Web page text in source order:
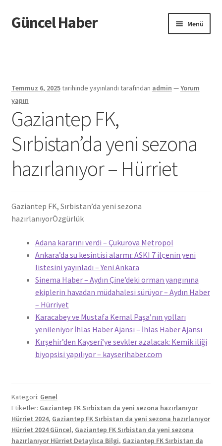
Dolaşıma
geç
İçeriğe
geç
Güncel Haber Menü
Temmuz 6, 2025tarihinde yayınlandı tarafından admin —Yorum
yapın
Gaziantep FK,
Sırbistan’da yeni sezona
hazırlanıyor – Hürriet
Gaziantep FK, Sırbistan’da yeni sezona
hazırlanıyorÖzgürlük
Adana kararını verdi – Çukurova Metropol
Ankara’da su kesintisi alarmı: ASKI 7 ilçenin yeni
listesini yayınladı – Yeni Ankara
Sinema Haber – Aydın Çine’deki orman yangınına
ekiplerin havadan müdahalesi sürüyor – Aydın Haber
– Hürriyet
Karacabey ve Mustafa Kemal Paşa’nın yolları
yenileniyor İhlas Haber Ajansı – İhlas Haber Ajansı
Kırşehir’den Kayseri’ye sevkler azalacak: Kemik iliği
biyopsisi yapılıyor – kayserihaber.com
Kategori: Genel
Etiketler: Gaziantep FK Sırbistan da yeni sezona hazırlanıyor
Hürriet 2024, Gaziantep FK Sırbistan da yeni sezona hazırlanıyor
Hürriet 2024 Güncel, Gaziantep FK Sırbistan da yeni sezona
hazırlanıyor Hürriet Detaylıca Bilgi, Gaziantep FK Sırbistan da